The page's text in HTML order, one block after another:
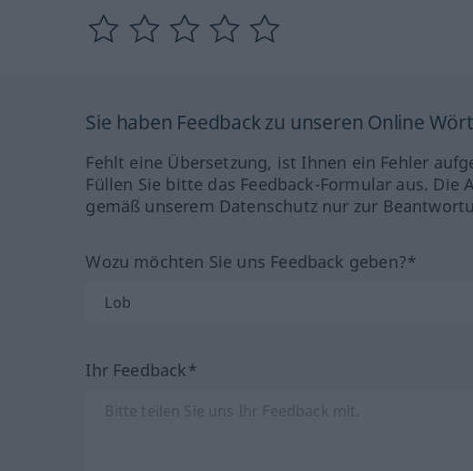
Sie haben Feedback zu unseren Online
Fehlt eine Übersetzung, ist Ihnen ein Fehler
Füllen Sie bitte das Feedback-Formular aus.
gemäß unserem Datenschutz nur zur
Wozu möchten Sie uns Feedback geben?*
Ihr Feedback*